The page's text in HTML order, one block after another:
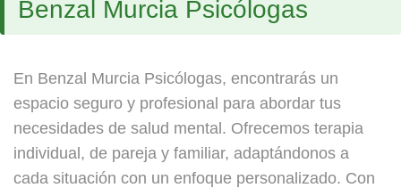
Benzal Murcia Psicólogas
En Benzal Murcia Psicólogas, encontrarás un
espacio seguro y profesional para abordar tus
necesidades de salud mental. Ofrecemos terapia
individual, de pareja y familiar, adaptándonos a
cada situación con un enfoque personalizado. Con